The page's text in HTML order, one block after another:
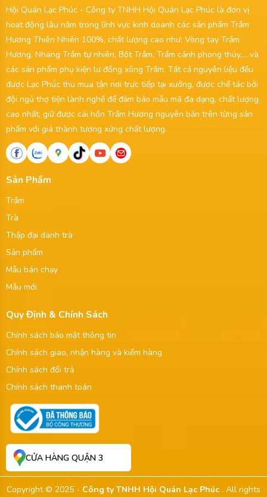
Hội Quán Lạc Phúc - Công ty TNHH Hội Quán Lạc Phúc là đơn vị
hoạt động lâu năm trong lĩnh vực kinh doanh các sản phẩm Trầm
Hương Thiên Nhiên 100%, chất lượng cao như: Vòng tay Trầm
Hương, Nhang Trầm tự nhiên, Bột Trầm, Trầm cảnh phong thủy,... và
các sản phẩm phụ kiện lư đồng xông Trầm. Tất cả nguyên liệu đều
được Lạc Phúc thu mua tận nơi trực tiếp tại xưởng, được chế tác bởi
đội ngủ thợ tiện lành nghề để đảm bảo mẫu mã đa dạng, chất lượng
cao nhất, giữ được cái hồn Trầm Hương nguyên bản trên từng sản
phẩm với giá thành tương xứng chất lượng.
Sản Phẩm
Trầm
Trà
Thập đại danh trà
Sản phẩm
Mẫu bán chạy
Mẫu mới
Quy Định & Chính Sách
Chính sách bảo mật thông tin
Chính sách giao, nhận hàng và kiểm hàng
Chính sách đổi trả
Chính sách thanh toán
CỬA HÀNG QUẬN 3
Copyright © 2025 - Công ty TNHH Hội Quán Lạc Phúc . All rights